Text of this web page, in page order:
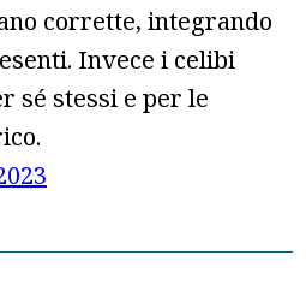
corrette, integrando
Invece i celibi
sé stessi e per le